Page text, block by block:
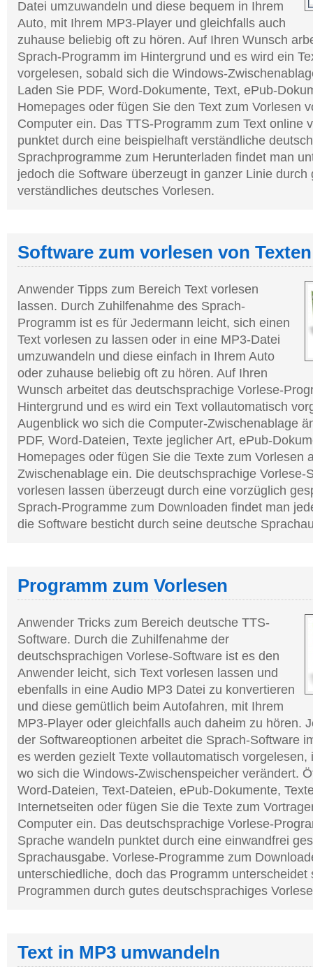
Datei umzuwandeln und diese bequem in Ihrem
Auto, mit Ihrem MP3-Player und gleichfalls auch
zuhause beliebig oft zu hören. Auf Ihren Wunsch
Sprach-Programm im Hintergrund und es wird ein
vorgelesen, sobald sich die Windows-
Laden Sie PDF, Word-Dokumente, Text, ePub-
Homepages oder fügen Sie den Text zum Vorlesen
Computer ein. Das TTS-Programm zum Text online
punktet durch eine beispielhaft verständliche
Sprachprogramme zum Herunterladen findet man
jedoch die Software überzeugt in ganzer Linie durch
verständliches deutsches Vorlesen.
Software zum vorlesen von Texten
Anwender Tipps zum Bereich Text vorlesen
lassen. Durch Zuhilfenahme des Sprach-
Programm ist es für Jedermann leicht, sich einen
Text vorlesen zu lassen oder in eine MP3-Datei
umzuwandeln und diese einfach in Ihrem Auto
oder zuhause beliebig oft zu hören. Auf Ihren
Wunsch arbeitet das deutschsprachige Vorlese-
Hintergrund und es wird ein Text vollautomatisch
Augenblick wo sich die Computer-Zwischenablage
PDF, Word-Dateien, Texte jeglicher Art, ePub-
Homepages oder fügen Sie die Texte zum Vorlesen
Zwischenablage ein. Die deutschsprachige Vorlese-
vorlesen lassen überzeugt durch eine vorzüglich
Sprach-Programme zum Downloaden findet man
die Software besticht durch seine deutsche
Programm zum Vorlesen
Anwender Tricks zum Bereich deutsche TTS-
Software. Durch die Zuhilfenahme der
deutschsprachigen Vorlese-Software ist es den
Anwender leicht, sich Text vorlesen lassen und
ebenfalls in eine Audio MP3 Datei zu konvertieren
und diese gemütlich beim Autofahren, mit Ihrem
MP3-Player oder gleichfalls auch daheim zu hören.
der Softwareoptionen arbeitet die Sprach-Software
es werden gezielt Texte vollautomatisch vorgelesen,
wo sich die Windows-Zwischenspeicher verändert.
Word-Dateien, Text-Dateien, ePub-Dokumente,
Internetseiten oder fügen Sie die Texte zum
Computer ein. Das deutschsprachige Vorlese-
Sprache wandeln punktet durch eine einwandfrei
Sprachausgabe. Vorlese-Programme zum
unterschiedliche, doch das Programm unterscheidet
Programmen durch gutes deutschsprachiges
Text in MP3 umwandeln